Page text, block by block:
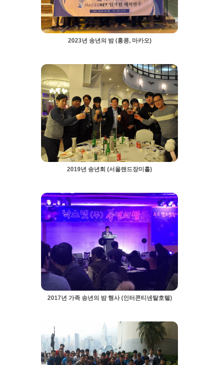
2023년 송년의 밤 (홍콩, 마카오)
2019년 송년회 (서울랜드장미홀)
2017년 가족 송년의 밤 행사 (인터콘티넨탈호텔)